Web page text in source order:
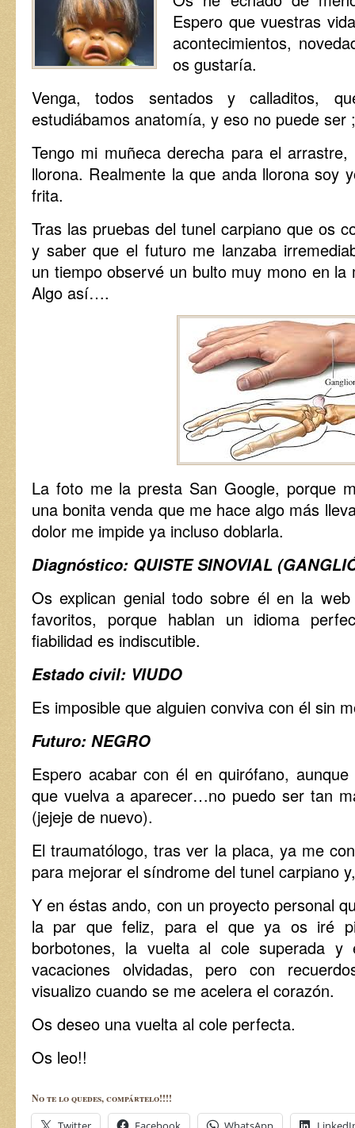
Espero que vuestras
acontecimientos,
os gustaría.
Venga, todos sentados y calladitos,
estudiábamos anatomía, y eso no puede ser
Tengo mi muñeca derecha para el
llorona. Realmente la que anda llorona soy
frita.
Tras las pruebas del tunel carpiano que os
y saber que el futuro me lanzaba
un tiempo observé un bulto muy mono en la
Algo así….
La foto me la presta San Google, porque
una bonita venda que me hace algo más
dolor me impide ya incluso doblarla.
Diagnóstico: QUISTE SINOVIAL
Os explican genial todo sobre él en la
favoritos, porque hablan un idioma
fiabilidad es indiscutible.
Estado civil: VIUDO
Es imposible que alguien conviva con él sin
Futuro: NEGRO
Espero acabar con él en quirófano,
que vuelva a aparecer…no puedo ser tan
(jejeje de nuevo).
El traumatólogo, tras ver la placa, ya me
para mejorar el síndrome del tunel carpiano
Y en éstas ando, con un proyecto personal
la par que feliz, para el que ya os iré
borbotones, la vuelta al cole superada
vacaciones olvidadas, pero con
visualizo cuando se me acelera el corazón.
Os deseo una vuelta al cole perfecta.
Os leo!!
No te lo quedes, compártelo!!!!